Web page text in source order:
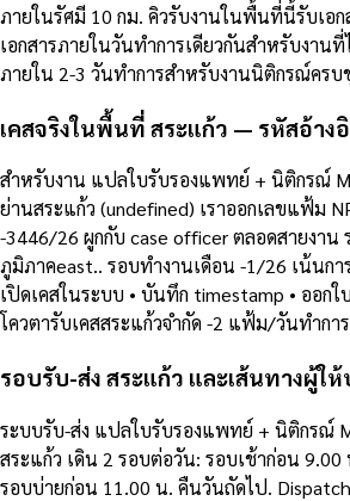
ภายในรัศมี 10 กม. คิวรับงานในพื้นที่นี้รับเอ
เอกสารภายในวันทำการเดียวกันสำหรับงาน
ภายใน 2-3 วันทำการสำหรับงานนิติกรณ์ครบ
เคสจริงในพื้นที่ สระแก้ว — รหัสอ้าง
สำหรับงาน แปลใบรับรองแพทย์ + นิติกรณ์
ย่านสระแก้ว (undefined) เราออกเลขแฟ้ม
-3446/26 ผูกกับ case officer ตลอดสายงา
ภูมิภาคeast.. รอบทำงานเดือน -1/26 เน้นกา
เปิดเคสในระบบ • บันทึก timestamp • ออกใ
โควตารับเคสสระแก้วจำกัด -2 แฟ้ม/วันทำกา
รอบรับ-ส่ง สระแก้ว และเส้นทางผู้ให้
ระบบรับ-ส่ง แปลใบรับรองแพทย์ + นิติกรณ์
สระแก้ว เดิน 2 รอบต่อวัน: รอบเช้าก่อน
รอบบ่ายก่อน 11.00 น. คืนวันถัดไป.